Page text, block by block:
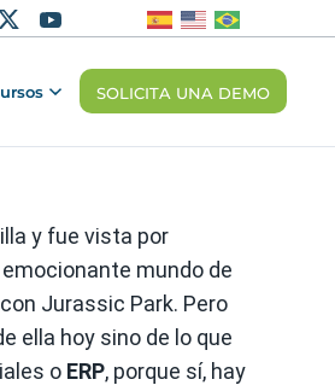
SOLICITA UNA DEMO
y fue vista por
mundo de
Jurassic Park. Pero
ella hoy sino de lo que
o ERP, porque sí, hay